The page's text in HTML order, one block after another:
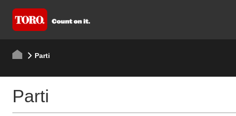
Parti
Parti